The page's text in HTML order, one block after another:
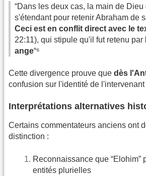
“Dans les deux cas, la main de
s'étendant pour retenir Abraham de
Ceci est en conflit direct avec le
22:11), qui stipule qu'il fut retenu par
ange“⁶
Cette divergence prouve que dès
confusion sur l'identité de l'intervenant
Interprétations alternatives
Certains commentateurs anciens ont
distinction :
Reconnaissance que “Elohim”
entités plurielles